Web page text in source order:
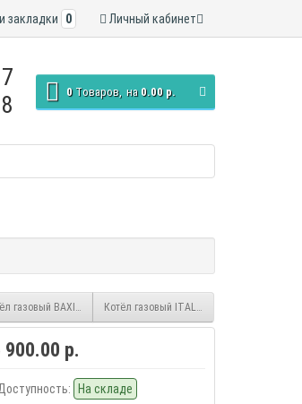
Личный кабинет
закладки 0
0 Tоваров, на 0.00 р.
газовый BAXI Eco Classic 24F настенныйКотёл газовый ITALTHERM Baltur Tesis 32
900.00 р.
На складе